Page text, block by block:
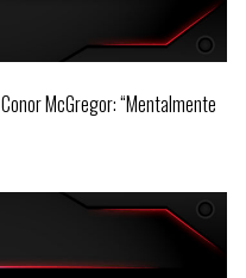
McGregor: “Mentalmente